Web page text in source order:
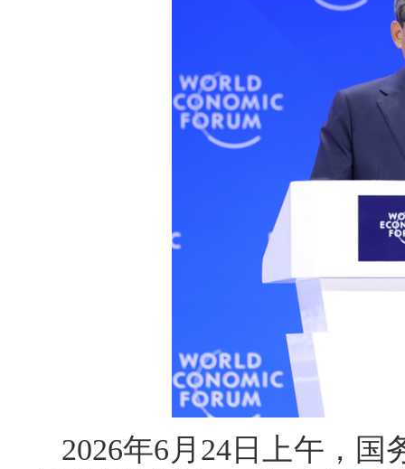
2026年6月24日上午，国